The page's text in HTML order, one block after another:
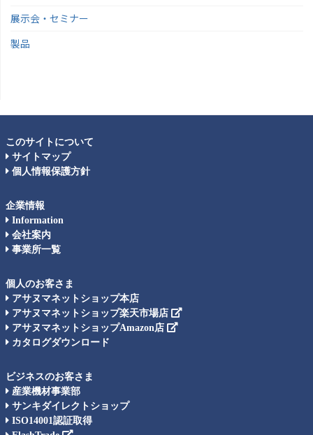
展示会・セミナー
製品
このサイトについて
サイトマップ
個人情報保護方針
企業情報
Information
会社案内
事業所一覧
個人のお客さま
アサヌマネットショップ本店
アサヌマネットショップ楽天市場店
アサヌマネットショップAmazon店
カタログダウンロード
ビジネスのお客さま
産業機材事業部
サンキダイレクトショップ
ISO14001認証取得